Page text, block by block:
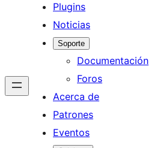
Plugins
Noticias
Soporte
Documentación
Foros
Acerca de
Patrones
Eventos